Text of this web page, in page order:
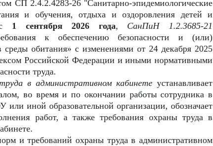
СП 2.4.2.4283-26 "Санитарно-эпидемиологические
и обучения, отдыха и оздоровления детей и
1 сентября 2026 года, СанПиН 1.2.3685-21
к обеспечению безопасности и (или)
среды обитания» с изменениями от 24 декабря 2025
Российской Федерации и иными нормативными
труда.
в административном кабинете устанавливает
во время и по окончании работы сотрудника в
иной образовательной организации, обозначает
работ, а также требования охраны труда в
и требований охраны труда в административном